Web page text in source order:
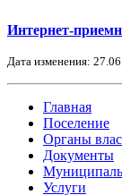
Интернет-
Дата изменения:
Главная
Поселение
Органы
Документы
Услуги